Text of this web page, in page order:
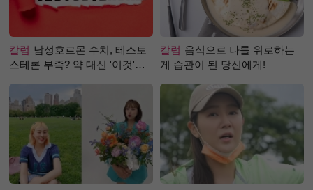
칼럼 남성호르몬 수치, 테스토
스테론 부족? 약 대신 '이것'으
칼럼 음식으로 나를 위로하는
게 습관이 된 당신에게!